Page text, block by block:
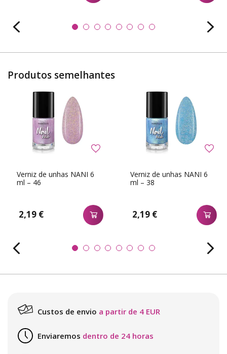
Produtos semelhantes
Verniz de unhas NANI 6
ml – 46
2,19 €
Verniz de unhas NANI 6
ml – 38
2,19 €
Custos de envio a partir de 4 EUR
Enviaremos dentro de 24 horas